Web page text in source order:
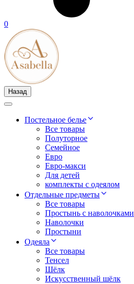
0
Назад
Постельное белье
Все товары
Полуторное
Семейное
Евро
Евро-макси
Для детей
комплекты с одеялом
Отдельные предметы
Все товары
Простынь с наволочками
Наволочки
Простыни
Одеяла
Все товары
Тенсел
Шёлк
Искусственный шёлк